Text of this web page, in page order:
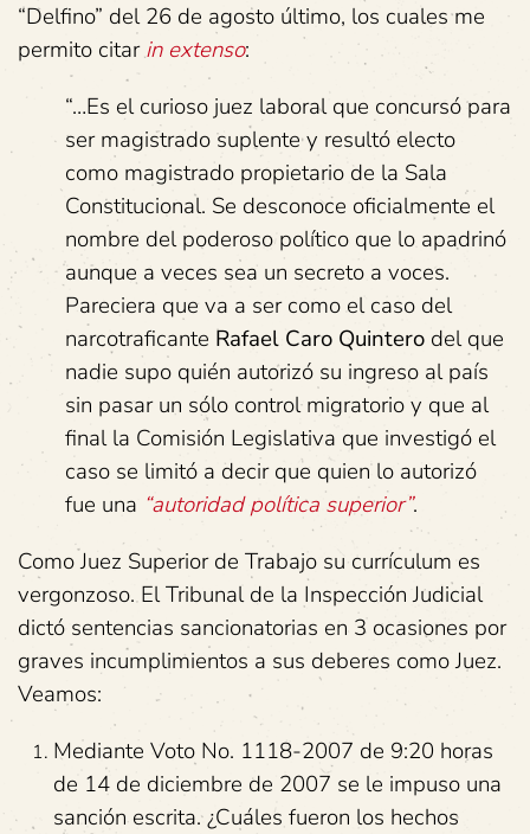
“Delfino” del 26 de agosto último, los cuales me
permito citarin extenso:
“…Es el curioso juez laboral que concursó para
ser magistrado suplente y resultó electo
como magistrado propietario de la Sala
Constitucional. Se desconoce oficialmente el
nombre del poderoso político que lo apadrinó
aunque a veces sea un secreto a voces.
Pareciera que va a ser como el caso del
narcotraficante Rafael Caro Quintero del que
nadie supo quién autorizó su ingreso al país
sin pasar un sólo control migratorio y que al
final la Comisión Legislativa que investigó el
caso se limitó a decir que quien lo autorizó
fue una “autoridad política superior”.
Como Juez Superior de Trabajo su currículum es
vergonzoso. El Tribunal de la Inspección Judicial
dictó sentencias sancionatorias en 3 ocasiones por
graves incumplimientos a sus deberes como Juez.
Veamos:
Mediante Voto No. 1118-2007 de 9:20 horas
de 14 de diciembre de 2007 se le impuso una
sanción escrita. ¿Cuáles fueron los hechos